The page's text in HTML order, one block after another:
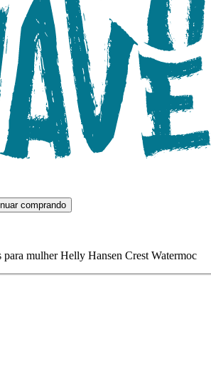
comprando
para mulher Helly Hansen Crest Watermoc